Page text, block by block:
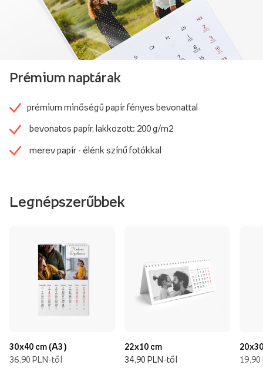
Prémium naptárak
prémium minőségű papír fényes bevonattal
bevonatos papír, lakkozott: 200 g/m2
merev papír - élénk színű fotókkal
Legnépszerűbbek
30x40 cm (A3)
36,90 PLN-től
22x10 cm
34,90 PLN-től